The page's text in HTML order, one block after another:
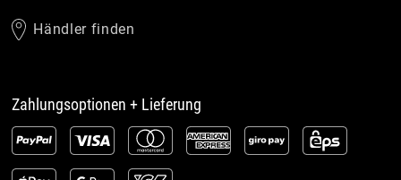
Händler finden
Zahlungsoptionen + Lieferung